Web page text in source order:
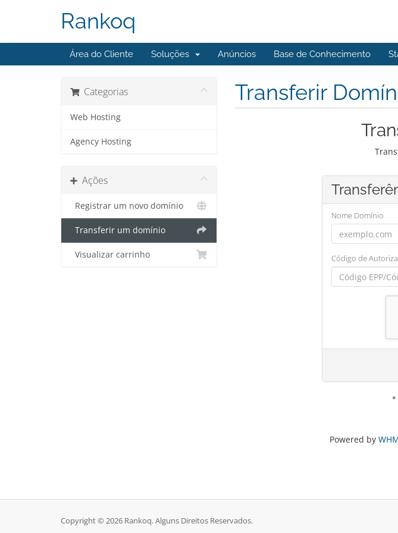
Rankoq
Área do Cliente Soluções Anúncios Base de Conhecimento
Categorias
Web Hosting
Agency Hosting
Ações
Registrar um novo domínio
Transferir um domínio
Visualizar carrinho
Transferir
Nome Domínio
Código de
*
Powered by
Copyright © 2026 Rankoq. Alguns Direitos Reservados.